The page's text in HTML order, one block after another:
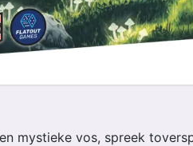
mystieke vos, spreek